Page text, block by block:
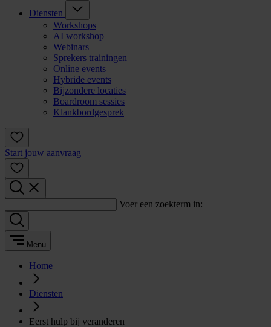
Diensten
Workshops
AI workshop
Webinars
Sprekers trainingen
Online events
Hybride events
Bijzondere locaties
Boardroom sessies
Klankbordgesprek
Start jouw aanvraag
Voer een zoekterm in:
Menu
Home
Diensten
Eerst hulp bij veranderen